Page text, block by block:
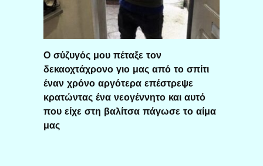
Ο σύζυγός μου πέταξε τον
δεκαοχτάχρονο γιο μας από το σπίτι
έναν χρόνο αργότερα επέστρεψε
κρατώντας ένα νεογέννητο και αυτό
που είχε στη βαλίτσα πάγωσε το αίμα
μας